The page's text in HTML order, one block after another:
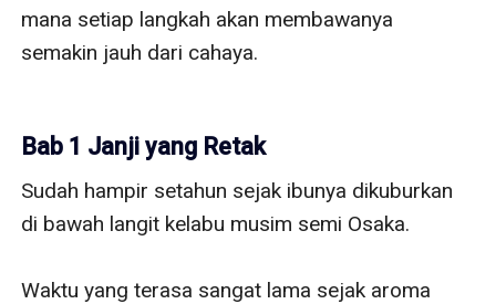
mana setiap langkah akan membawanya
semakin jauh dari cahaya.
Bab 1 Janji yang Retak
Sudah hampir setahun sejak ibunya dikuburkan
di bawah langit kelabu musim semi Osaka.
Waktu yang terasa sangat lama sejak aroma